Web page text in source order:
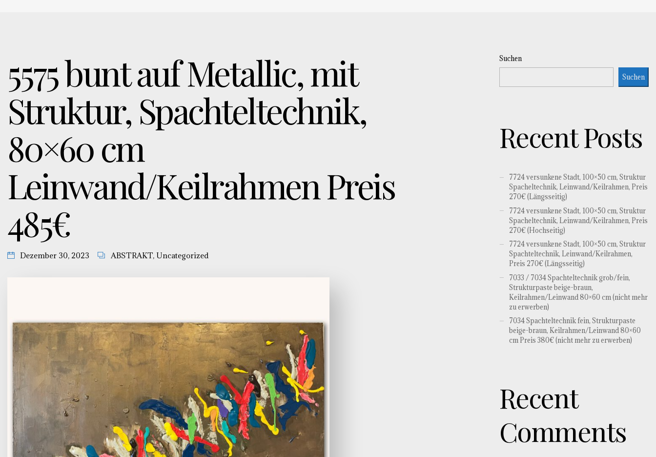
5575 bunt auf Metallic, mit
Struktur, Spachteltechnik,
80×60 cm
Leinwand/Keilrahmen Preis
485€
Dezember 30, 2023 ABSTRAKT, Uncategorized
Suchen
Suchen
Recent Posts
7724 versunkene Stadt, 100×50 cm, Struktur
Spacheltechnik, Leinwand/Keilrahmen, Preis
270€ (Längsseitig)
7724 versunkene Stadt, 100×50 cm, Struktur
Spacheltechnik, Leinwand/Keilrahmen, Preis
270€ (Hochseitig)
7724 versunkene Stadt, 100×50 cm, Struktur
Spachteltechnik, Leinwand/Keilrahmen,
Preis 270€ (Längsseitig)
7033 / 7034 Spachteltechnik grob/fein,
Strukturpaste beige-braun,
Keilrahmen/Leinwand 80×60 cm (nicht mehr
zu erwerben)
7034 Spachteltechnik fein, Strukturpaste
beige-braun, Keilrahmen/Leinwand 80×60
cm Preis 380€ (nicht mehr zu erwerben)
Recent
Comments